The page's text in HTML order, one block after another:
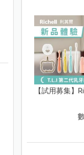
【試用募集】